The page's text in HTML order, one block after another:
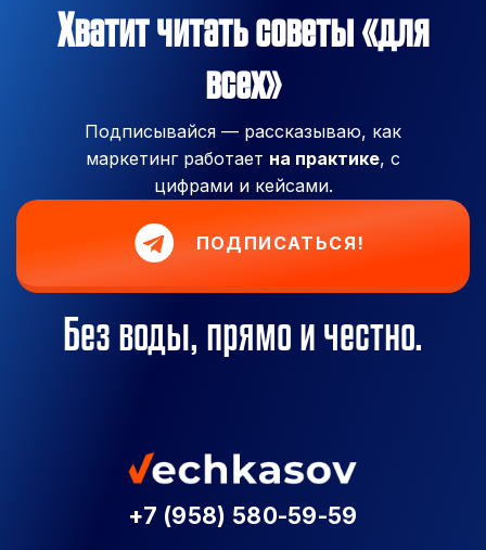
Хватит читать советы «для
всех»
Подписывайся — рассказываю, как
маркетинг работает на практике, с
цифрами и кейсами.
ПОДПИСАТЬСЯ!
Без воды, прямо и честно.
+7 (958) 580-59-59